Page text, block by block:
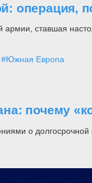
операция,
армии, ставшая
#Южная Европа
почему
о